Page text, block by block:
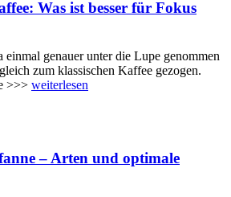
Was ist besser für Fokus
einmal genauer unter die Lupe genommen
zum klassischen Kaffee gezogen.
>>> weiterlesen
– Arten und optimale